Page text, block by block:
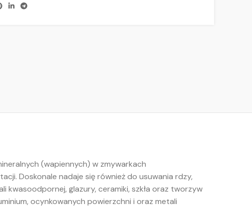
(wapiennych) w zmywarkach
Doskonale nadaje się również do usuwania rdzy,
kwasoodpornej, glazury, ceramiki, szkła oraz tworzyw
ocynkowanych powierzchni i oraz metali